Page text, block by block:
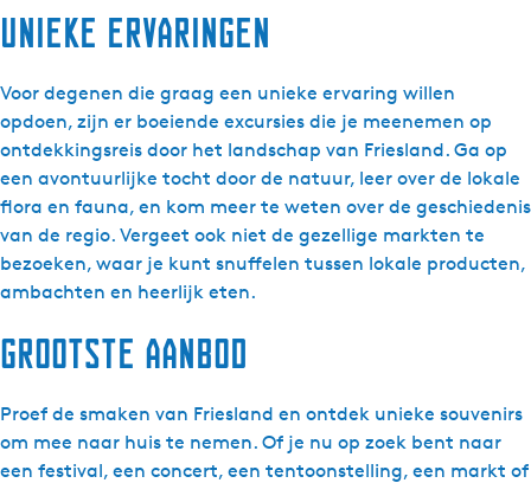
Unieke ervaringen
Voor degenen die graag een unieke ervaring willen
opdoen, zijn er boeiende excursies die je meenemen op
ontdekkingsreis door het landschap van Friesland. Ga op
een avontuurlijke tocht door de natuur, leer over de lokale
flora en fauna, en kom meer te weten over de geschiedenis
van de regio. Vergeet ook niet de gezellige markten te
bezoeken, waar je kunt snuffelen tussen lokale producten,
ambachten en heerlijk eten.
Grootste aanbod
Proef de smaken van Friesland en ontdek unieke souvenirs
om mee naar huis te nemen. Of je nu op zoek bent naar
een festival, een concert, een tentoonstelling, een markt of